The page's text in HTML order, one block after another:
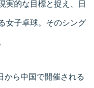
実的な目標と捉え、日
女子卓球。そのシング
から中国で開催される